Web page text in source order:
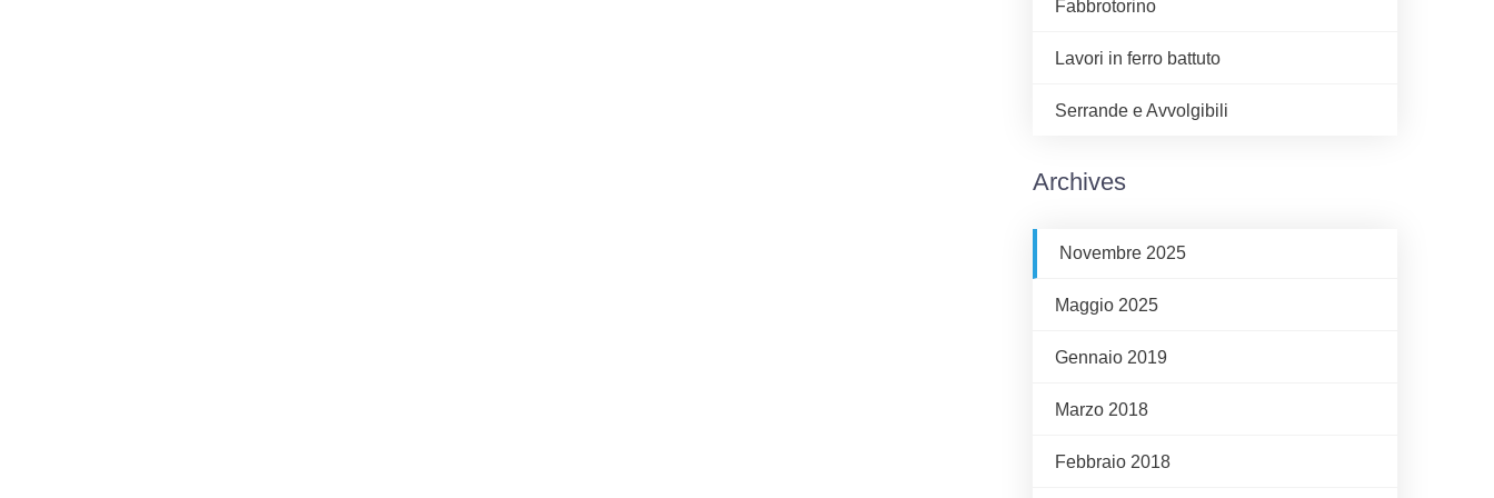
Fabbrotorino
Lavori in ferro battuto
Serrande e Avvolgibili
Archives
Novembre 2025
Maggio 2025
Gennaio 2019
Marzo 2018
Febbraio 2018